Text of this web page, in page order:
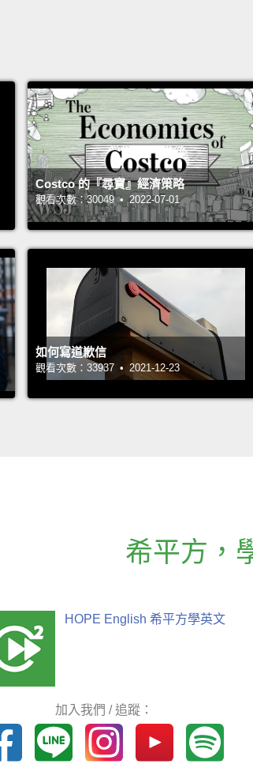
Costco 的『尋寶』經濟策略
觀看次數：30049 • 2022-07-01
如何寫道歉信
觀看次數：33937 • 2021-12-23
希平方 ，
HOPE English 希平方學英文
加入我們 / 追蹤：